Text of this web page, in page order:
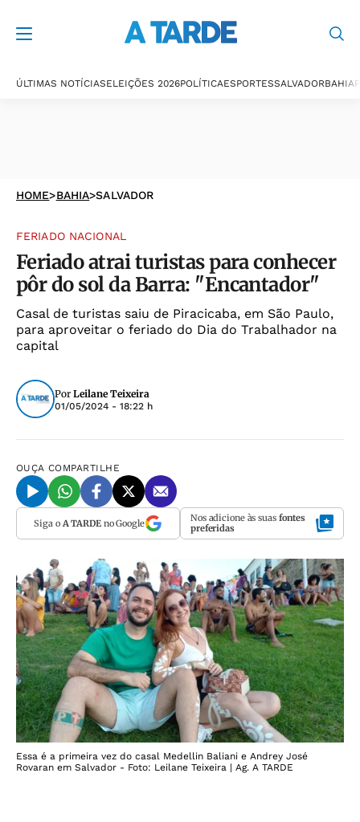
ÚLTIMAS NOTÍCIASELEIÇÕES 2026POLÍTICAESPORTESSALVADORBAHIA
HOME>BAHIA>SALVADOR
FERIADO NACIONAL
Feriado atrai turistas para conhecer
pôr do sol da Barra: "Encantador"
Casal de turistas saiu de Piracicaba, em São Paulo,
para aproveitar o feriado do Dia do Trabalhador na
capital
Por Leilane Teixeira
01/05/2024 - 18:22 h
OUÇA COMPARTILHE
Siga o A TARDEno Google Nos adicione às suas fontes
preferidas
Essa é a primeira vez do casal Medellin Baliani e Andrey José
Rovaran em Salvador - Foto: Leilane Teixeira | Ag. A TARDE